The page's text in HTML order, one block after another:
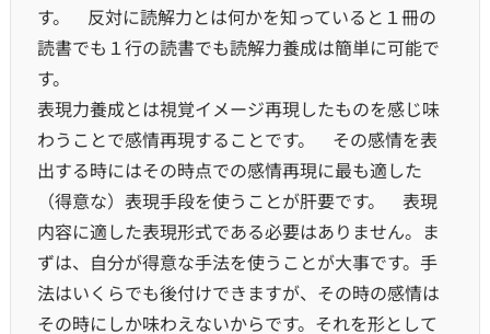
す。 反対に読解力とは何かを知っていると１冊の
読書でも１行の読書でも読解力養成は簡単に可能で
す。
表現力養成とは視覚イメージ再現したものを感じ味
わうことで感情再現することです。 その感情を表
出する時にはその時点での感情再現に最も適した
（得意な）表現手段を使うことが肝要です。 表現
内容に適した表現形式である必要はありません。ま
ずは、自分が得意な手法を使うことが大事です。手
法はいくらでも後付けできますが、その時の感情は
その時にしか味わえないからです。それを形として